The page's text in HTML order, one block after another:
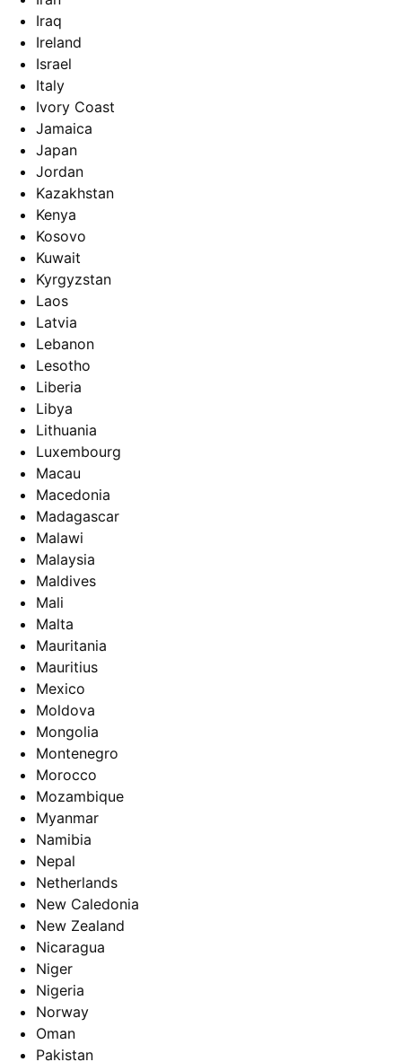
Iraq
Ireland
Israel
Italy
Ivory Coast
Jamaica
Japan
Jordan
Kazakhstan
Kenya
Kosovo
Kuwait
Kyrgyzstan
Laos
Latvia
Lebanon
Lesotho
Liberia
Libya
Lithuania
Luxembourg
Macau
Macedonia
Madagascar
Malawi
Malaysia
Maldives
Mali
Malta
Mauritania
Mauritius
Mexico
Moldova
Mongolia
Montenegro
Morocco
Mozambique
Myanmar
Namibia
Nepal
Netherlands
New Caledonia
New Zealand
Nicaragua
Niger
Nigeria
Norway
Oman
Pakistan